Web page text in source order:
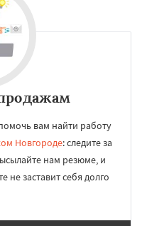
вам найти работу
Новгороде: следите за
нам резюме, и
не заставит себя долго